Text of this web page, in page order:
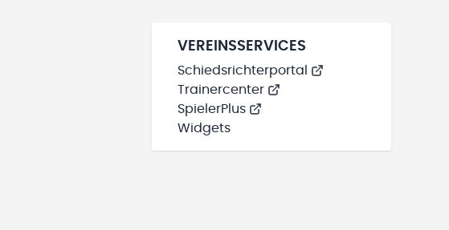
VEREINSSERVICES
Schiedsrichterportal
Trainercenter
SpielerPlus
Widgets